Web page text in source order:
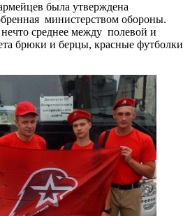
была утверждена
министерством обороны.
среднее между полевой и
брюки и берцы, красные футболки